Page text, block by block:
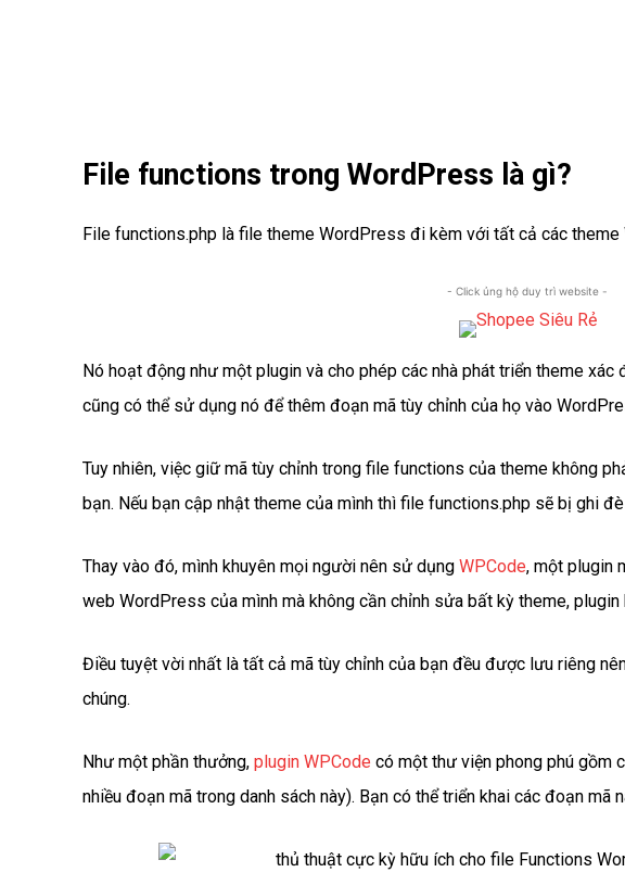
File functions trong WordPress là gì?
File functions.php là file theme WordPress đi kèm với tất cả các theme
- Click ủng hộ duy trì website -
Nó hoạt động như một plugin và cho phép các nhà phát triển theme
cũng có thể sử dụng nó để thêm đoạn mã tùy chỉnh của họ vào
Tuy nhiên, việc giữ mã tùy chỉnh trong file functions của theme không
bạn. Nếu bạn cập nhật theme của mình thì file functions.php sẽ bị ghi
Thay vào đó, mình khuyên mọi người nên sử dụng WPCode, một plugin
web WordPress của mình mà không cần chỉnh sửa bất kỳ theme,
Điều tuyệt vời nhất là tất cả mã tùy chỉnh của bạn đều được lưu riêng
chúng.
Như một phần thưởng, plugin WPCode có một thư viện phong phú gồm
nhiều đoạn mã trong danh sách này). Bạn có thể triển khai các đoạn mã